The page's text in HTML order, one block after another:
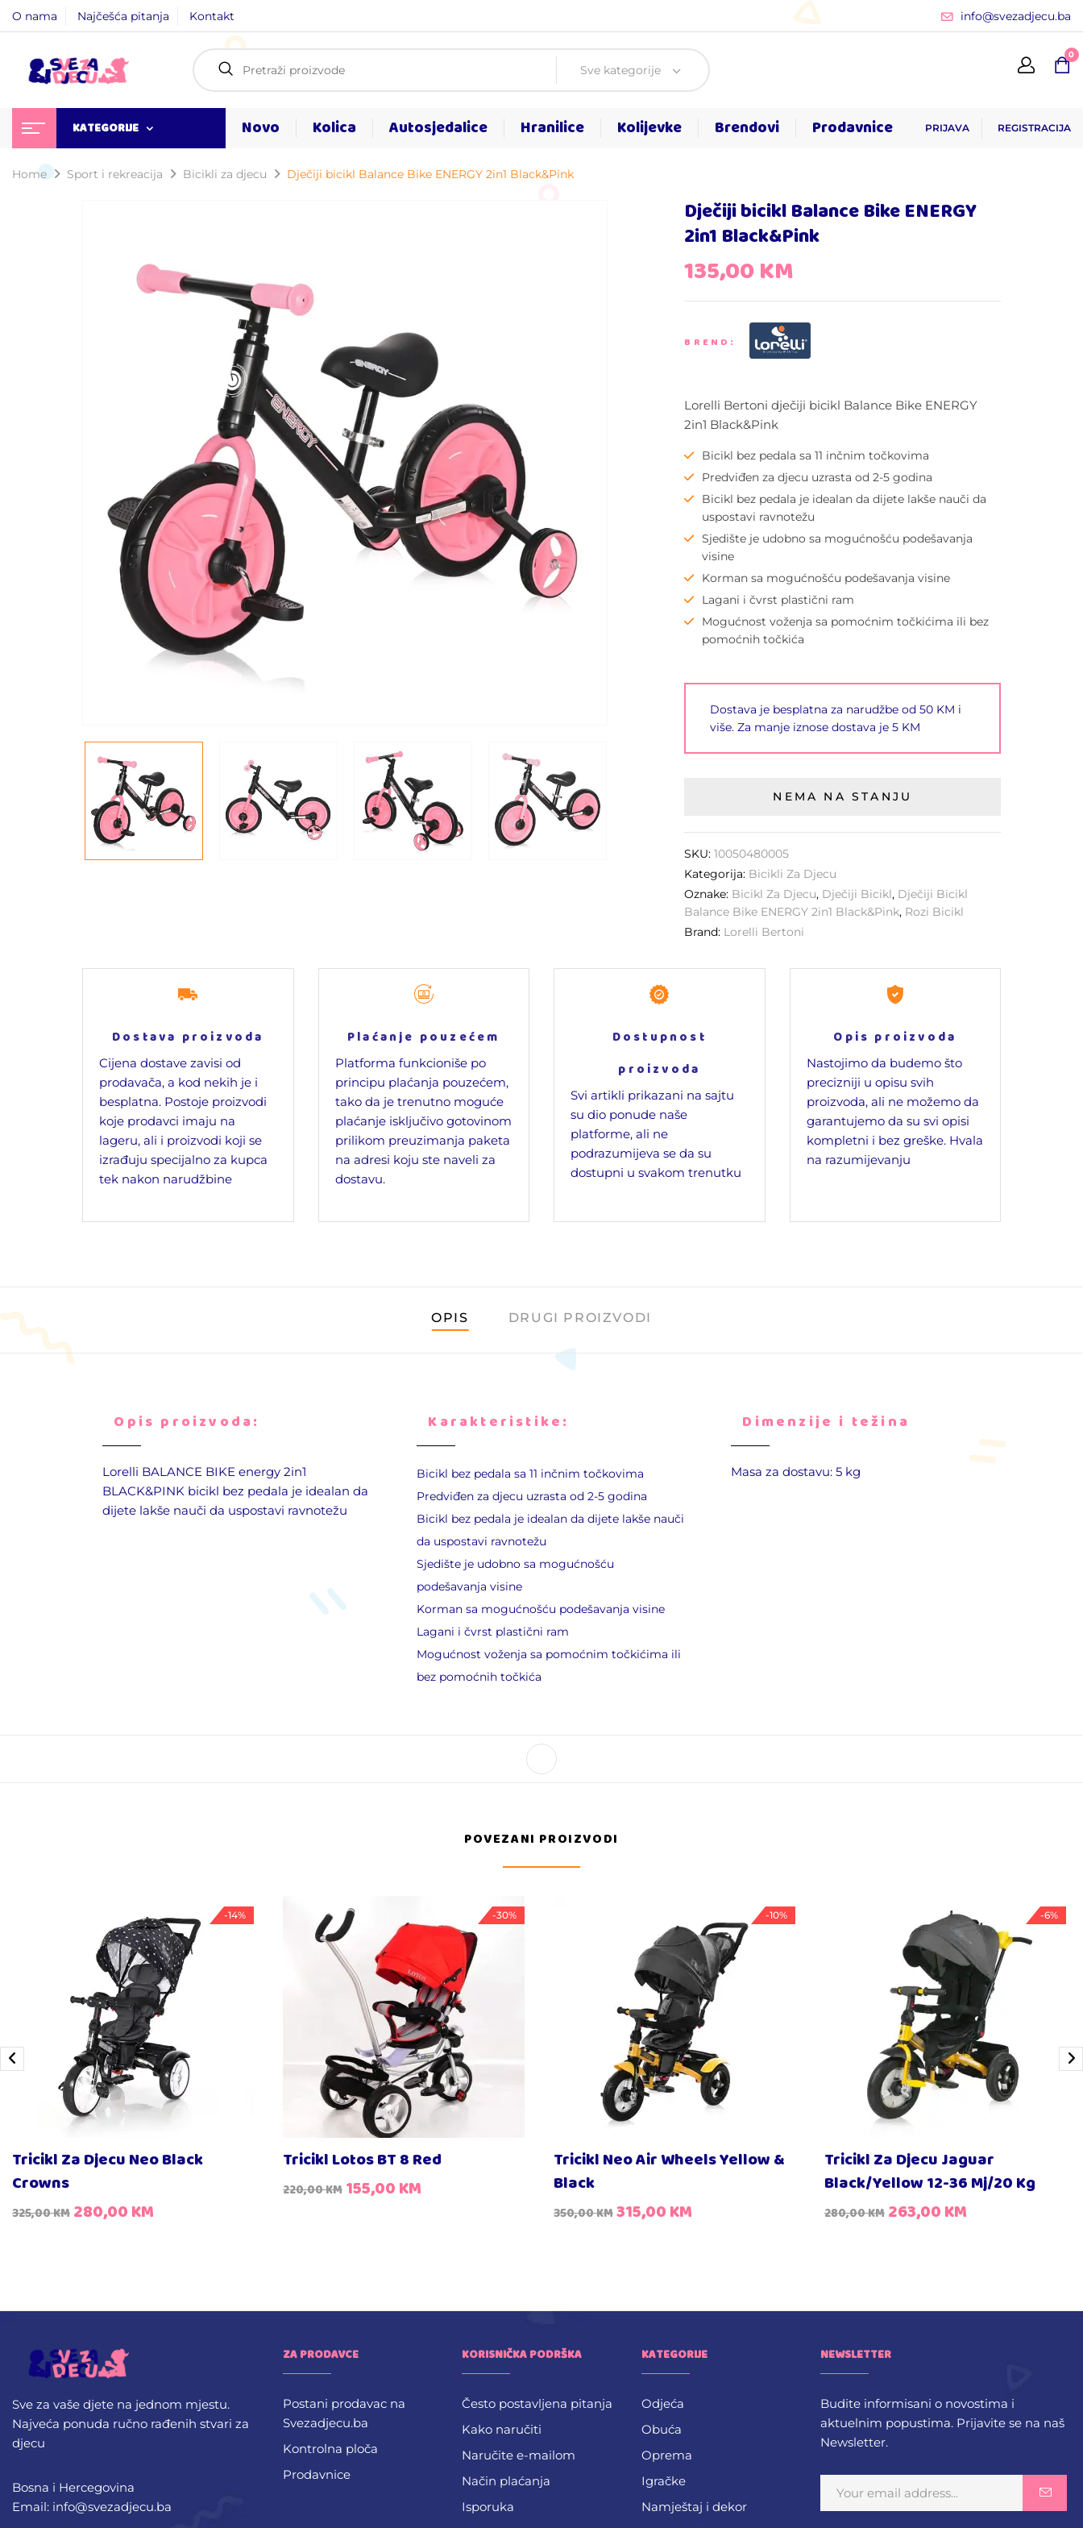
O nama Najčešća pitanja Kontakt info@svezadjecu.ba
Sve kategorije
0
KATEGORIJE Novo Kolica Autosjedalice Hranilice Kolijevke Brendovi Prodavnice PRIJAVA REGISTRACIJA
Home Sport i rekreacija Bicikli za djecu Dječiji bicikl Balance Bike ENERGY 2in1 Black&Pink
Dječiji bicikl Balance Bike ENERGY
2in1 Black&Pink
135,00KM
BREND:
Lorelli Bertoni dječiji bicikl Balance Bike ENERGY
2in1 Black&Pink
Bicikl bez pedala sa 11 inčnim točkovima
Predviđen za djecu uzrasta od 2-5 godina
Bicikl bez pedala je idealan da dijete lakše nauči da
uspostavi ravnotežu
Sjedište je udobno sa mogućnošću podešavanja
visine
Korman sa mogućnošću podešavanja visine
Lagani i čvrst plastični ram
Mogućnost voženja sa pomoćnim točkićima ili bez
pomoćnih točkića
Dostava je besplatna za narudžbe od 50 KM i
više. Za manje iznose dostava je 5 KM
NEMA NA STANJU
SKU:10050480005
Kategorija: Bicikli Za Djecu
Oznake: Bicikl Za Djecu, Dječiji Bicikl, Dječiji Bicikl
Balance Bike ENERGY 2in1 Black&Pink, Rozi Bicikl
Brand: Lorelli Bertoni
Dostava proizvoda
Cijena dostave zavisi od
prodavača, a kod nekih je i
besplatna. Postoje proizvodi
koje prodavci imaju na
lageru, ali i proizvodi koji se
izrađuju specijalno za kupca
tek nakon narudžbine
Plaćanje pouzećem
Platforma funkcioniše po
principu plaćanja pouzećem,
tako da je trenutno moguće
plaćanje isključivo gotovinom
prilikom preuzimanja paketa
na adresi koju ste naveli za
dostavu.
Dostupnost
proizvoda
Svi artikli prikazani na sajtu
su dio ponude naše
platforme, ali ne
podrazumijeva se da su
dostupni u svakom trenutku
Opis proizvoda
Nastojimo da budemo što
precizniji u opisu svih
proizvoda, ali ne možemo da
garantujemo da su svi opisi
kompletni i bez greške. Hvala
na razumijevanju
OPIS DRUGI PROIZVODI
Opis proizvoda:
Lorelli BALANCE BIKE energy 2in1
BLACK&PINK bicikl bez pedala je idealan da
dijete lakše nauči da uspostavi ravnotežu
Karakteristike:
Bicikl bez pedala sa 11 inčnim točkovima
Predviđen za djecu uzrasta od 2-5 godina
Bicikl bez pedala je idealan da dijete lakše nauči
da uspostavi ravnotežu
Sjedište je udobno sa mogućnošću
podešavanja visine
Korman sa mogućnošću podešavanja visine
Lagani i čvrst plastični ram
Mogućnost voženja sa pomoćnim točkićima ili
bez pomoćnih točkića
Dimenzije i težina
Masa za dostavu: 5 kg
POVEZANI PROIZVODI
-14%
Tricikl Za Djecu Neo Black
Crowns
325,00KM 280,00KM
-30%
Tricikl Lotos BT 8 Red
220,00KM 155,00KM
-10%
Tricikl Neo Air Wheels Yellow &
Black
350,00KM315,00KM
-6%
Tricikl Za Djecu Jaguar
Black/Yellow 12-36 Mj/20 Kg
280,00KM 263,00KM
Sve za vaše djete na jednom mjestu.
Najveća ponuda ručno rađenih stvari za
djecu
Bosna i Hercegovina
Email: info@svezadjecu.ba
ZA PRODAVCE
Postani prodavac na
Svezadjecu.ba
Kontrolna ploča
Prodavnice
KORISNIČKA PODRŠKA
Često postavljena pitanja
Kako naručiti
Naručite e-mailom
Način plaćanja
Isporuka
KATEGORIJE
Odjeća
Obuća
Oprema
Igračke
Namještaj i dekor
NEWSLETTER
Budite informisani o novostima i
aktuelnim popustima. Prijavite se na naš
Newsletter.